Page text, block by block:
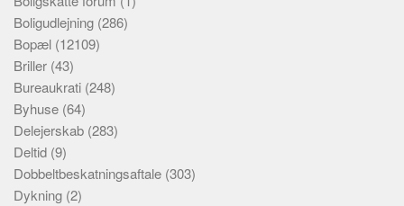
Boligudlejning (286)
Bopæl (12109)
Briller (43)
Bureaukrati (248)
Byhuse (64)
Delejerskab (283)
Deltid (9)
Dobbeltbeskatningsaftale (303)
Dykning (2)